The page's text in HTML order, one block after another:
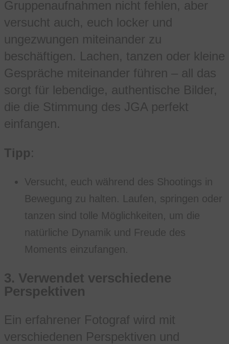
Gruppenaufnahmen nicht fehlen, aber
versucht auch, euch locker und
ungezwungen miteinander zu
beschäftigen. Lachen, tanzen oder kleine
Gespräche miteinander führen – all das
sorgt für lebendige, authentische Bilder,
die die Stimmung des JGA perfekt
einfangen.
Tipp:
Versucht, euch während des Shootings in
Bewegung zu halten. Laufen, springen oder
tanzen sind tolle Möglichkeiten, um die
natürliche Dynamik und Freude des
Moments einzufangen.
3. Verwendet verschiedene
Perspektiven
Ein erfahrener Fotograf wird mit
verschiedenen Perspektiven und